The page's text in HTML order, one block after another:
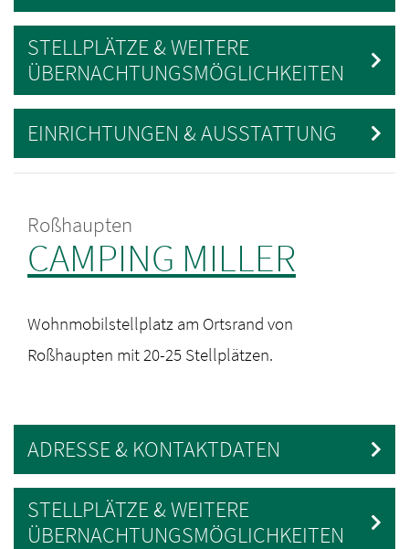
STELLPLÄTZE & WEITERE
ÜBERNACHTUNGSMÖGLICHKEITEN
EINRICHTUNGEN & AUSSTATTUNG
Roßhaupten
CAMPING MILLER
Wohnmobilstellplatz am Ortsrand von
Roßhaupten mit 20-25 Stellplätzen.
ADRESSE & KONTAKTDATEN
STELLPLÄTZE & WEITERE
ÜBERNACHTUNGSMÖGLICHKEITEN